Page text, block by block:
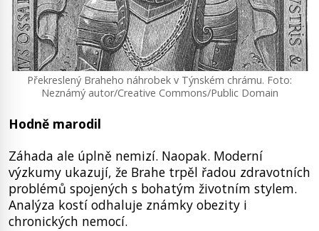
Překreslený Braheho náhrobek v Týnském chrámu. Foto:
Neznámý autor/Creative Commons/Public Domain
Hodně marodil
Záhada ale úplně nemizí. Naopak. Moderní
výzkumy ukazují, že Brahe trpěl řadou zdravotních
problémů spojených s bohatým životním stylem.
Analýza kostí odhaluje známky obezity i
chronických nemocí.